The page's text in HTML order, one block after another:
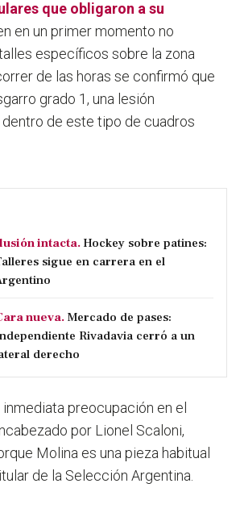
que obligaron a su
en un primer momento no
específicos sobre la zona
de las horas se confirmó que
grado 1, una lesión
de este tipo de cuadros
intacta.Hockey sobre patines:
sigue en carrera en el
nueva. Mercado de pases:
Rivadavia cerró a un
derecho
preocupación en el
por Lionel Scaloni,
Molina es una pieza habitual
de la Selección Argentina.